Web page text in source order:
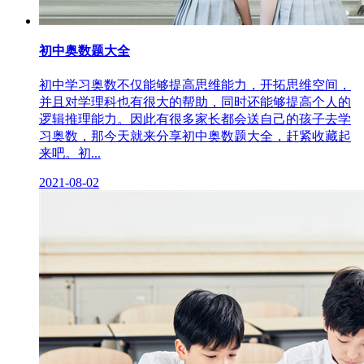
初中奥数题大全
初中学习奥数不仅能够提高思维能力，开拓思维空间，
并且对学理科也有很大的帮助，同时还能够提高个人的
逻辑推理能力。因此有很多家长都会送自己的孩子去学
习奥数，那今天就来分享初中奥数题大全，赶紧收藏起
来吧。初...
2021-08-02